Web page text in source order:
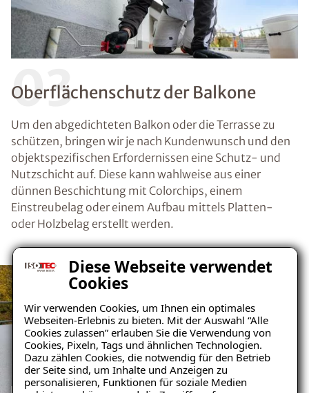
Diese Webseite verwendet
Cookies
Wir verwenden Cookies, um Ihnen ein optimales
Webseiten-Erlebnis zu bieten. Mit der Auswahl “Alle
Cookies zulassen” erlauben Sie die Verwendung von
Cookies, Pixeln, Tags und ähnlichen Technologien.
Dazu zählen Cookies, die notwendig für den Betrieb
der Seite sind, um Inhalte und Anzeigen zu
personalisieren, Funktionen für soziale Medien
03
Oberflächenschutz der Balkone
Um den abgedichteten Balkon oder die Terrasse zu
schützen, bringen wir je nach Kundenwunsch und den
objektspezifischen Erfordernissen eine Schutz- und
Nutzschicht auf. Diese kann wahlweise aus einer
dünnen Beschichtung mit Colorchips, einem
Einstreubelag oder einem Aufbau mittels Platten-
oder Holzbelag erstellt werden.